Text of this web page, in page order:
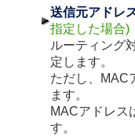
送信元アドレ
指定した場合)
ルーティング
定します。
ただし、MAC
ます。
MACアドレス
す。